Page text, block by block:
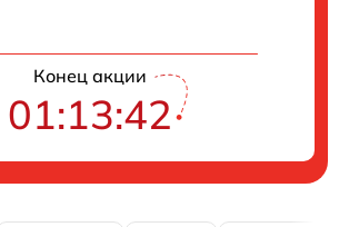
Конец акции
01:13:41